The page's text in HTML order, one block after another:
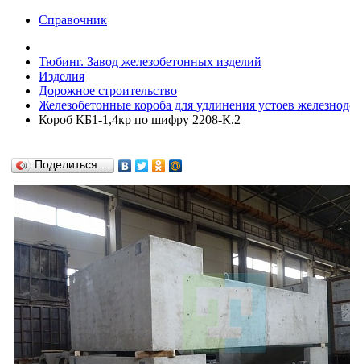
Справочник
Тюбинг. Завод железобетонных изделий
Изделия
Дорожное строительство
Железобетонные короба для удлинения устоев
Короб КБ1-1,4кр по шифру 2208-К.2
Поделиться…